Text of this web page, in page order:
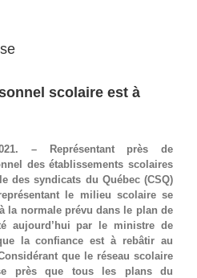
scolaire est à
– Représentant près de
des établissements scolaires
des syndicats du Québec (CSQ)
le milieu scolaire se
la normale prévu dans le plan de
aujourd’hui par le ministre de
la confiance est à rebâtir au
que le réseau scolaire
près que tous les plans du